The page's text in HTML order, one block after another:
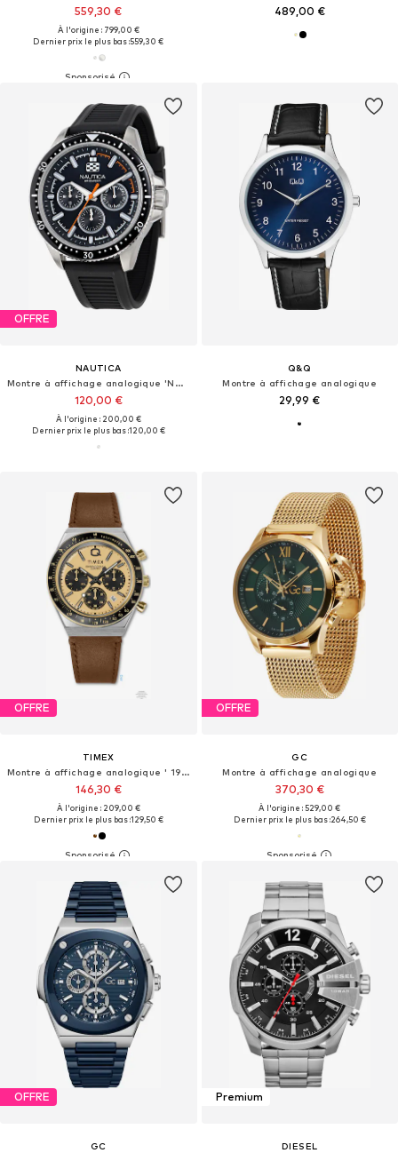
559,30 €
À l'origine : 799,00 €
Dernier prix le plus bas :559,30 €
489,00 €
OFFRE
NAUTICA
Montre à affichage analogique 'NCT WINDROSE'
120,00 €
À l'origine : 200,00 €
Dernier prix le plus bas :120,00 €
Q&Q
Montre à affichage analogique
29,99 €
OFFRE
TIMEX
Montre à affichage analogique ' 1970s Q'
146,30 €
À l'origine : 209,00 €
Dernier prix le plus bas :129,50 €
OFFRE
GC
Montre à affichage analogique
370,30 €
À l'origine : 529,00 €
Dernier prix le plus bas :264,50 €
OFFRE
GC
Premium
DIESEL